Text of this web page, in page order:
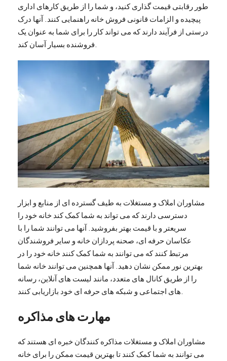
طور رقابتی قیمت گذاری کنید، و شما را از طریق کارهای اداری
پیچیده و الزامات قانونی فروش خانه راهنمایی کنند. آنها درک
درستی از فرآیند دارند که می تواند کار را برای شما به عنوان یک
مشاوران املاک و مستغلات به طیف گسترده ای از منابع و ابزار
دسترسی دارند که می تواند به شما کمک کند خانه خود را
سریعتر و با قیمت بهتر بفروشید. آنها می توانند شما را با
عکاسان حرفه ای، صحنه پردازان خانه و سایر فروشندگان
مرتبط کنند که می توانند به شما کمک کنند خانه خود را در
بهترین نور ممکن نشان دهید. آنها همچنین می توانند خانه شما
را از طریق کانال های متعدد، مانند لیست های آنلاین، رسانه
مهارت های مذاکره
مشاوران املاک و مستغلات مذاکره کنندگان خبره ای هستند که
می توانند به شما کمک کنند تا بهترین قیمت ممکن را برای خانه